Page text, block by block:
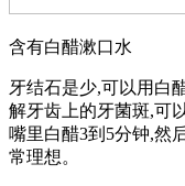
含有白醋漱口水
牙结石是少,可以用白
解牙齿上的牙菌斑,可
嘴里白醋3到5分钟,然
常理想。